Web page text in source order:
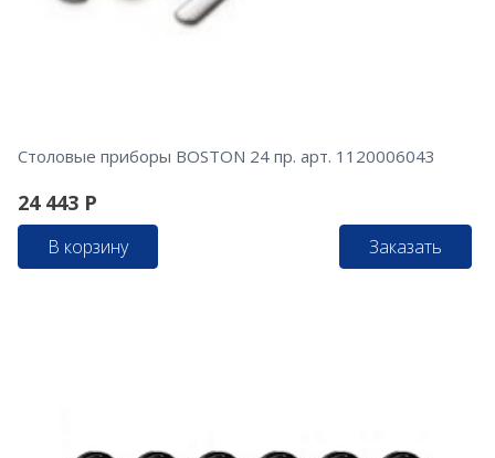
Столовые приборы BOSTON 24 пр. арт. 1120006043
24 443 Р
В корзину Заказать